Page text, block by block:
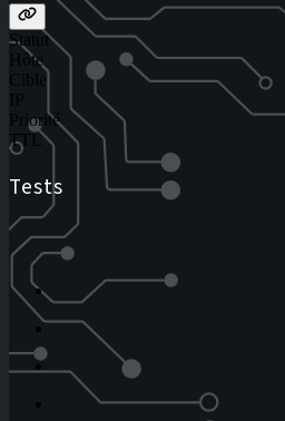
Statut
Hôte
Cible
IP
Priorité
TTL
Tests